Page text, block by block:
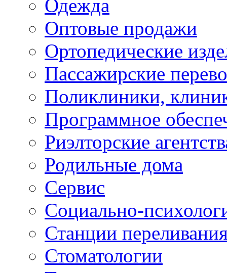
Одежда
Оптовые продажи
Ортопедические
Пассажирские
Поликлиники,
Программное
Риэлторские
Родильные дома
Сервис
Социально-
Станции
Стоматологии